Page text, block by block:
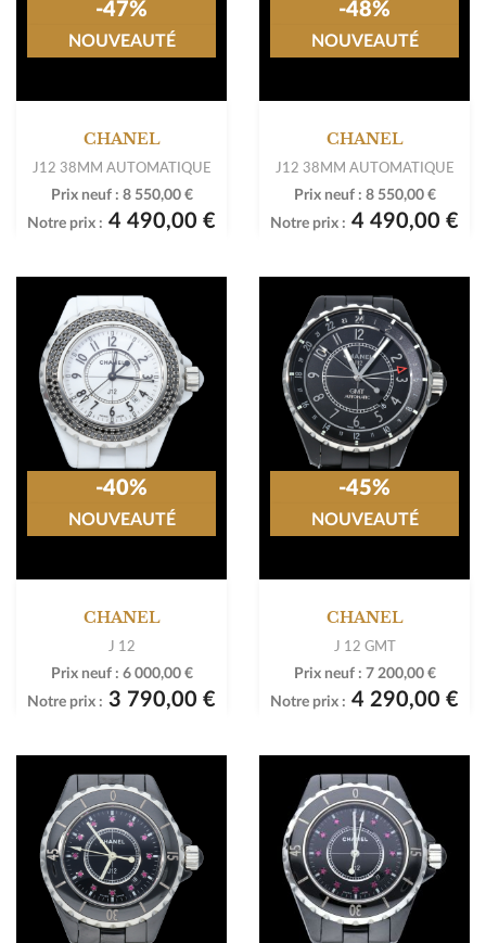
CHANEL
J12 38MM AUTOMATIQUE
Prix neuf : 8 550,00 €
Notre prix : 4 490,00 €
-47%
NOUVEAUTÉ
CHANEL
J12 38MM AUTOMATIQUE
Prix neuf : 8 550,00 €
Notre prix : 4 490,00 €
-48%
NOUVEAUTÉ
CHANEL
J 12
Prix neuf : 6 000,00 €
Notre prix : 3 790,00 €
-40%
NOUVEAUTÉ
CHANEL
J 12 GMT
Prix neuf : 7 200,00 €
Notre prix : 4 290,00 €
-45%
NOUVEAUTÉ